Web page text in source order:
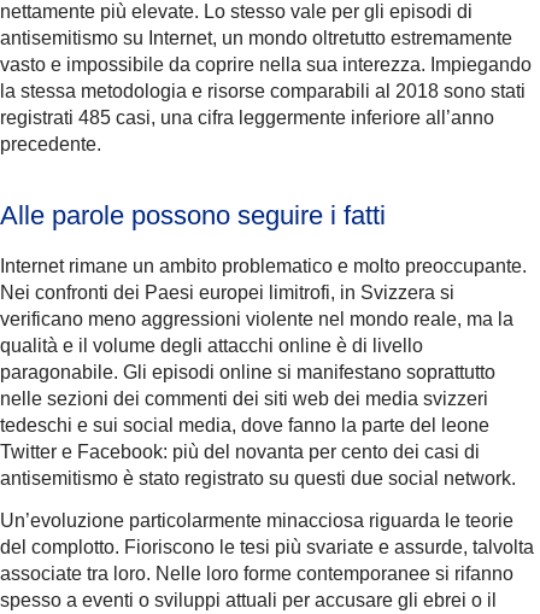
nettamente più elevate. Lo stesso vale per gli episodi di
antisemitismo su Internet, un mondo oltretutto estremamente
vasto e impossibile da coprire nella sua interezza. Impiegando
la stessa metodologia e risorse comparabili al 2018 sono stati
registrati 485 casi, una cifra leggermente inferiore all’anno
precedente.
Alle parole possono seguire i fatti
Internet rimane un ambito problematico e molto preoccupante.
Nei confronti dei Paesi europei limitrofi, in Svizzera si
verificano meno aggressioni violente nel mondo reale, ma la
qualità e il volume degli attacchi online è di livello
paragonabile. Gli episodi online si manifestano soprattutto
nelle sezioni dei commenti dei siti web dei media svizzeri
tedeschi e sui social media, dove fanno la parte del leone
Twitter e Facebook: più del novanta per cento dei casi di
antisemitismo è stato registrato su questi due social network.
Un’evoluzione particolarmente minacciosa riguarda le teorie
del complotto. Fioriscono le tesi più svariate e assurde, talvolta
associate tra loro. Nelle loro forme contemporanee si rifanno
spesso a eventi o sviluppi attuali per accusare gli ebrei o il